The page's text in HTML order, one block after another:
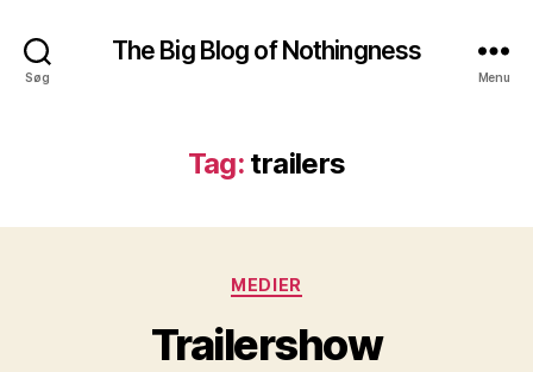
Søg
The Big Blog of Nothingness
Menu
Tag: trailers
Kategorier
MEDIER
Trailershow